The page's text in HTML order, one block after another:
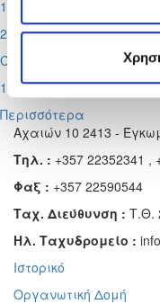
1η αγωνιστική
2026-08-30
Cyprus League by
1η αγωνιστική
Περισσότερα
Αχαιών 10 2413 -
Τηλ. : +357 22352341 ,
Φαξ : +357 22590544
Ταχ. Διεύθυνση : Τ.Θ.
Ηλ. Ταχυδρομείο :
Ιστορικό
Οργανωτική Δομή